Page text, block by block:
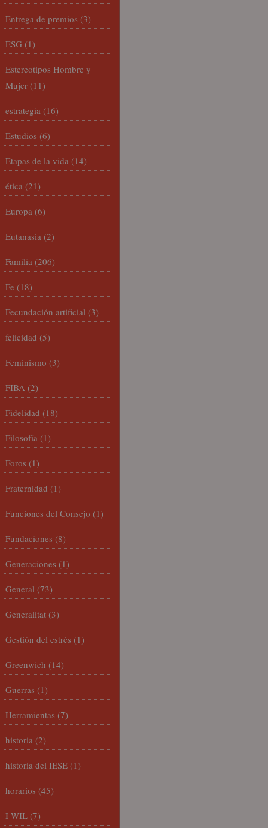
Entrega de premios (3)
ESG (1)
Estereotipos Hombre y
Mujer (11)
estrategia (16)
Estudios (6)
Etapas de la vida (14)
ética (21)
Europa (6)
Eutanasia (2)
Familia (206)
Fe (18)
Fecundación artificial (3)
felicidad (5)
Feminismo (3)
FIBA (2)
Fidelidad (18)
Filosofía (1)
Foros (1)
Fraternidad (1)
Funciones del Consejo (1)
Fundaciones (8)
Generaciones (1)
General (73)
Generalitat (3)
Gestión del estrés (1)
Greenwich (14)
Guerras (1)
Herramientas (7)
historia (2)
historia del IESE (1)
horarios (45)
I WIL (7)